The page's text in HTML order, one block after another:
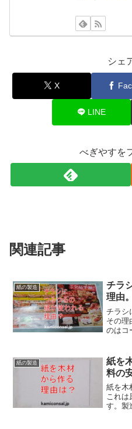
シェ
X
LINE
べぎやすを
関連記事
紙の製造
チラ
理由
チラシ
その理
のはコ
につる
品質の
紙の製造
紙を
料の
紙を木
これは
す。製